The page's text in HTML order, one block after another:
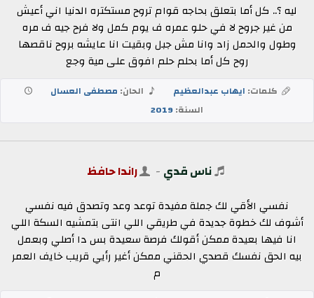
ليه ؟.. كل أما بتعلق بحاجه قوام تروح مستكتره الدنيا اني أعيش
من غير جروح لا في حلو عمره ف يوم كمل ولا فرح جيه ف مره
وطول والحمل زاد وانا مش جبل وبقيت انا عايشه بروح ناقصها
روح كل أما بحلم حلم افوق على مية وجع
كلمات: ايهاب عبدالعظيم الحان: مصطفى العسال
السنة:2019
ناس قدي - راندا حافظ
نفسي الأقي لك جملة مفيدة توعد وعد وتصدق فيه نفسي
أشوف لك خطوة جديدة في طريقي اللي انتى بتمشيه السكة اللي
انا فيها بعيدة ممكن أقولك فرصة سعيدة بس دا أصلي وبعمل
بيه الحق نفسك قصدي الحقني ممكن أغير رأيي قريب خايف العمر
م